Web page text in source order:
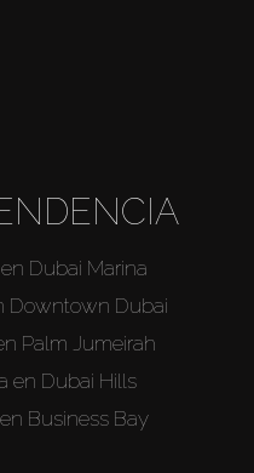
Dubai Marina
Downtown Dubai
Palm Jumeirah
en Dubai Hills
Business Bay